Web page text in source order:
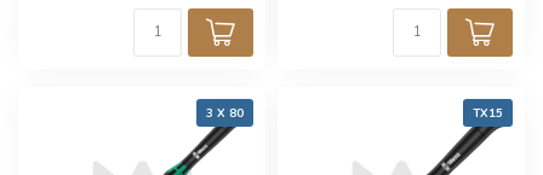
3 X 80 TX15